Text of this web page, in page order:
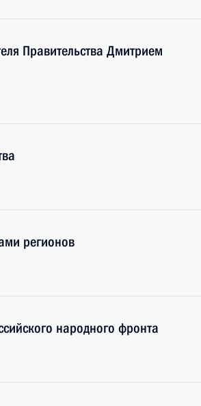
Правительства Дмитрием
регионов
народного фронта